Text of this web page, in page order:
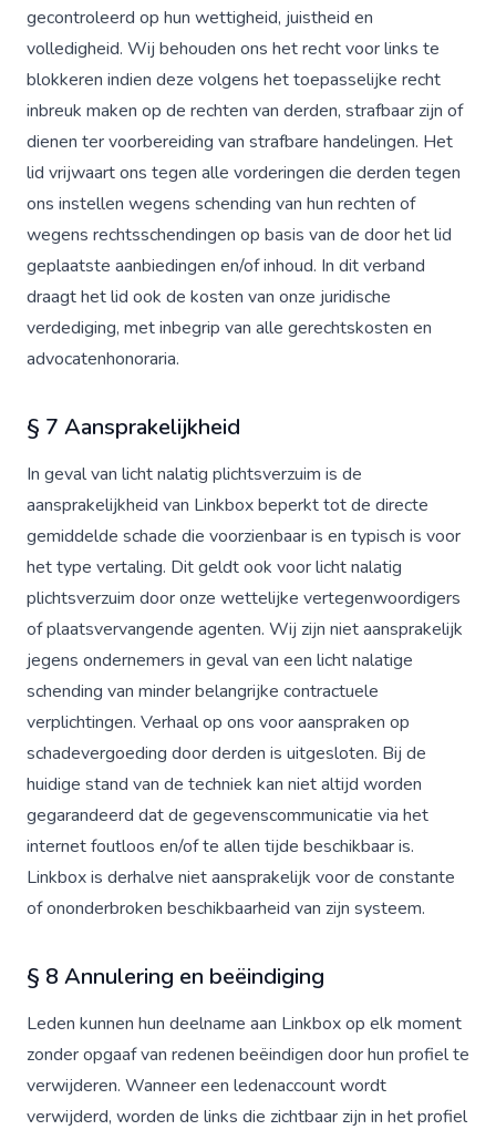
gecontroleerd op hun wettigheid, juistheid en
volledigheid. Wij behouden ons het recht voor links te
blokkeren indien deze volgens het toepasselijke recht
inbreuk maken op de rechten van derden, strafbaar zijn of
dienen ter voorbereiding van strafbare handelingen. Het
lid vrijwaart ons tegen alle vorderingen die derden tegen
ons instellen wegens schending van hun rechten of
wegens rechtsschendingen op basis van de door het lid
geplaatste aanbiedingen en/of inhoud. In dit verband
draagt het lid ook de kosten van onze juridische
verdediging, met inbegrip van alle gerechtskosten en
advocatenhonoraria.
§ 7 Aansprakelijkheid
In geval van licht nalatig plichtsverzuim is de
aansprakelijkheid van Linkbox beperkt tot de directe
gemiddelde schade die voorzienbaar is en typisch is voor
het type vertaling. Dit geldt ook voor licht nalatig
plichtsverzuim door onze wettelijke vertegenwoordigers
of plaatsvervangende agenten. Wij zijn niet aansprakelijk
jegens ondernemers in geval van een licht nalatige
schending van minder belangrijke contractuele
verplichtingen. Verhaal op ons voor aanspraken op
schadevergoeding door derden is uitgesloten. Bij de
huidige stand van de techniek kan niet altijd worden
gegarandeerd dat de gegevenscommunicatie via het
internet foutloos en/of te allen tijde beschikbaar is.
Linkbox is derhalve niet aansprakelijk voor de constante
of ononderbroken beschikbaarheid van zijn systeem.
§ 8 Annulering en beëindiging
Leden kunnen hun deelname aan Linkbox op elk moment
zonder opgaaf van redenen beëindigen door hun profiel te
verwijderen. Wanneer een ledenaccount wordt
verwijderd, worden de links die zichtbaar zijn in het profiel